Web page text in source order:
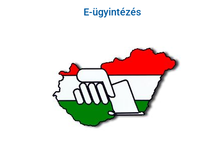
E-ügyintézés